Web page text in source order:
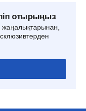
отырыңыз
жаңалықтарынан,